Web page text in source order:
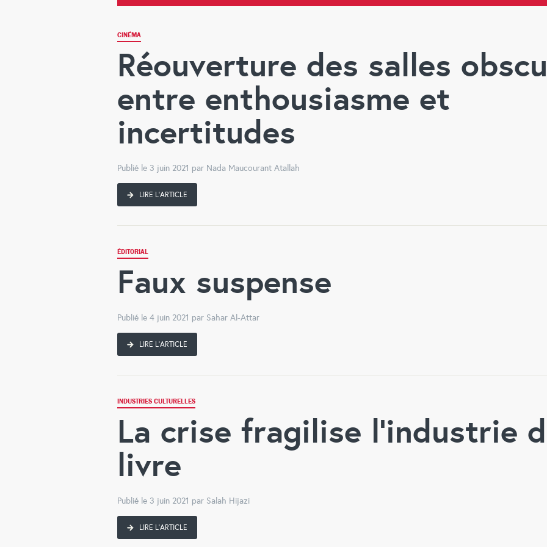
CINÉMA
Réouverture des salles
entre enthousiasme et
incertitudes
Publié le 3 juin 2021 par Nada Maucourant Atallah
LIRE L'ARTICLE
ÉDITORIAL
Faux suspense
Publié le 4 juin 2021 par Sahar Al-Attar
LIRE L'ARTICLE
INDUSTRIES CULTURELLES
La crise fragilise l’industrie
livre
Publié le 3 juin 2021 par Salah Hijazi
LIRE L'ARTICLE